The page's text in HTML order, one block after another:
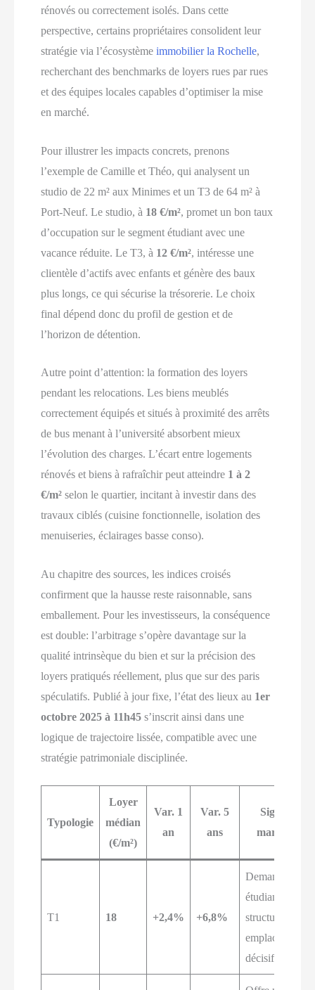
rénovés ou correctement isolés. Dans cette
perspective, certains propriétaires consolident leur
stratégie via l’écosystèmeimmobilier la Rochelle,
recherchant des benchmarks de loyers rues par rues
et des équipes locales capables d’optimiser la mise
en marché.
Pour illustrer les impacts concrets, prenons
l’exemple de Camille et Théo, qui analysent un
studio de 22 m² aux Minimes et un T3 de 64 m² à
Port-Neuf. Le studio, à 18 €/m², promet un bon taux
d’occupation sur le segment étudiant avec une
vacance réduite. Le T3, à 12 €/m², intéresse une
clientèle d’actifs avec enfants et génère des baux
plus longs, ce qui sécurise la trésorerie. Le choix
final dépend donc du profil de gestion et de
l’horizon de détention.
Autre point d’attention: la formation des loyers
pendant les relocations. Les biens meublés
correctement équipés et situés à proximité des arrêts
de bus menant à l’université absorbent mieux
l’évolution des charges. L’écart entre logements
rénovés et biens à rafraîchir peut atteindre 1 à 2
€/m² selon le quartier, incitant à investir dans des
travaux ciblés (cuisine fonctionnelle, isolation des
menuiseries, éclairages basse conso).
Au chapitre des sources, les indices croisés
confirment que la hausse reste raisonnable, sans
emballement. Pour les investisseurs, la conséquence
est double: l’arbitrage s’opère davantage sur la
qualité intrinsèque du bien et sur la précision des
loyers pratiqués réellement, plus que sur des paris
spéculatifs. Publié à jour fixe, l’état des lieux au 1er
octobre 2025 à 11h45 s’inscrit ainsi dans une
logique de trajectoire lissée, compatible avec une
stratégie patrimoniale disciplinée.
Typologie
Loyer
médian
(€/m²)
Var. 1
an
Var. 5
ans
Signal
marché
T1 18 +2,4% +6,8%
Demande
étudiante
structurelle,
emplacement
décisif